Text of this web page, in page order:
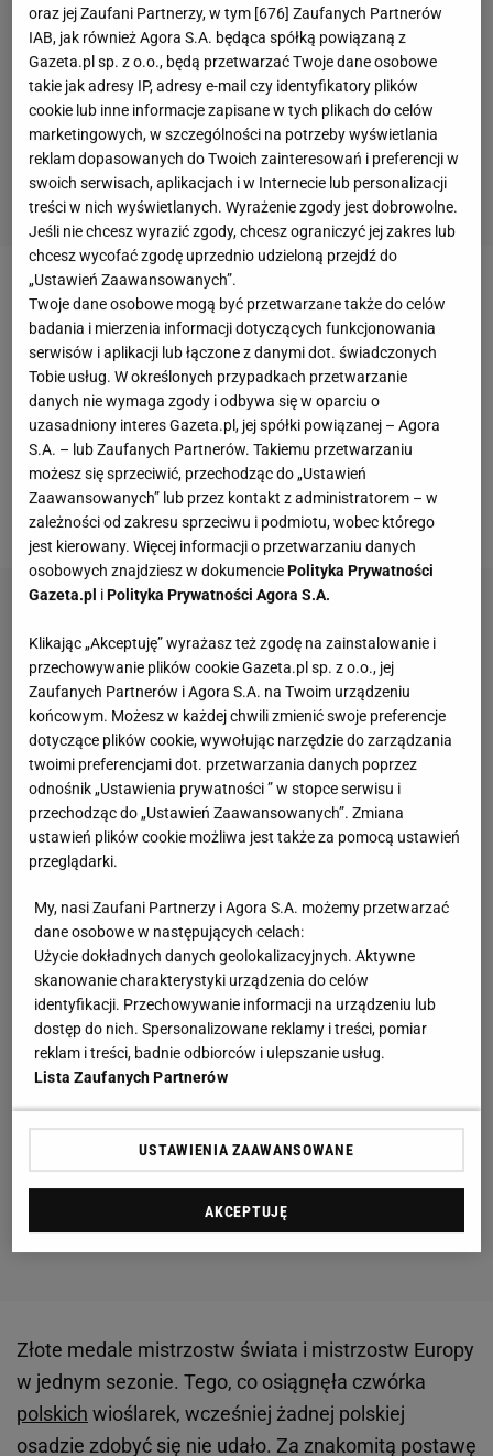
Zobacz wideo
Czytelnicy Sport.pl wybrali Ikonę Sportu 2018. W
głosowaniu zakończonym 7 stycznia o godz. 12:00
oddano 159 675 głosów. W ubiegłym roku zwycięzcą
został Robert Kubica, który wyprzedził Roberta
Lewandowskiego i Łukasza Kubota. W plebiscycie
oddaliście wówczas rekordowe 72 tysiące głosów.
Złote medale mistrzostw świata i mistrzostw Europy
w jednym sezonie. Tego, co osiągnęła czwórka
polskich wioślarek, wcześniej żadnej polskiej
osadzie zdobyć się nie udało. Za znakomitą postawę
oraz jej Zaufani Partnerzy, w tym [676] Zaufanych Partnerów
IAB, jak również Agora S.A. będąca spółką powiązaną z
Gazeta.pl sp. z o.o., będą przetwarzać Twoje dane osobowe
takie jak adresy IP, adresy e-mail czy identyfikatory plików
cookie lub inne informacje zapisane w tych plikach do celów
marketingowych, w szczególności na potrzeby wyświetlania
reklam dopasowanych do Twoich zainteresowań i preferencji w
swoich serwisach, aplikacjach i w Internecie lub personalizacji
treści w nich wyświetlanych. Wyrażenie zgody jest dobrowolne.
Jeśli nie chcesz wyrazić zgody, chcesz ograniczyć jej zakres lub
chcesz wycofać zgodę uprzednio udzieloną przejdź do
„Ustawień Zaawansowanych”.
Twoje dane osobowe mogą być przetwarzane także do celów
badania i mierzenia informacji dotyczących funkcjonowania
serwisów i aplikacji lub łączone z danymi dot. świadczonych
Tobie usług. W określonych przypadkach przetwarzanie
danych nie wymaga zgody i odbywa się w oparciu o
uzasadniony interes Gazeta.pl, jej spółki powiązanej – Agora
S.A. – lub Zaufanych Partnerów. Takiemu przetwarzaniu
możesz się sprzeciwić, przechodząc do „Ustawień
Zaawansowanych” lub przez kontakt z administratorem – w
zależności od zakresu sprzeciwu i podmiotu, wobec którego
jest kierowany. Więcej informacji o przetwarzaniu danych
osobowych znajdziesz w dokumenciePolityka Prywatności
Gazeta.pl iPolityka Prywatności Agora S.A.
Klikając „Akceptuję” wyrażasz też zgodę na zainstalowanie i
przechowywanie plików cookie Gazeta.pl sp. z o.o., jej
Zaufanych Partnerów i Agora S.A. na Twoim urządzeniu
końcowym. Możesz w każdej chwili zmienić swoje preferencje
dotyczące plików cookie, wywołując narzędzie do zarządzania
twoimi preferencjami dot. przetwarzania danych poprzez
odnośnik „Ustawienia prywatności ” w stopce serwisu i
przechodząc do „Ustawień Zaawansowanych”. Zmiana
ustawień plików cookie możliwa jest także za pomocą ustawień
przeglądarki.
My, nasi Zaufani Partnerzy i Agora S.A. możemy przetwarzać
dane osobowe w następujących celach:
Użycie dokładnych danych geolokalizacyjnych. Aktywne
skanowanie charakterystyki urządzenia do celów
identyfikacji. Przechowywanie informacji na urządzeniu lub
dostęp do nich. Spersonalizowane reklamy i treści, pomiar
reklam i treści, badnie odbiorców i ulepszanie usług.
Lista Zaufanych Partnerów
USTAWIENIA ZAAWANSOWANE
AKCEPTUJĘ